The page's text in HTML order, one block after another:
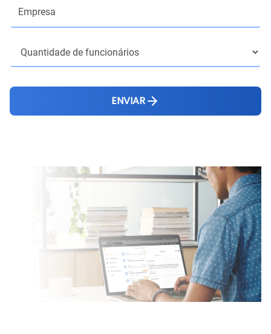
ENVIAR